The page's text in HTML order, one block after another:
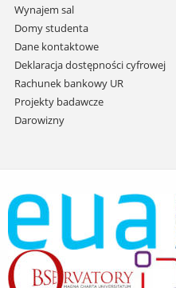
Wynajem sal
Domy studenta
Dane kontaktowe
Deklaracja dostępności cyfrowej
Rachunek bankowy UR
Projekty badawcze
Darowizny